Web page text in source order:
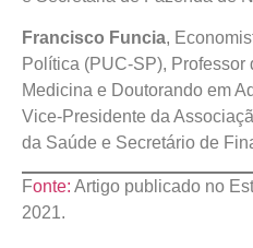
Francisco Funcia,
Política (PUC-SP),
Medicina e Doutorando em
Vice-Presidente da
da Saúde e Secretário de
Fonte: Artigo publicado no
2021.